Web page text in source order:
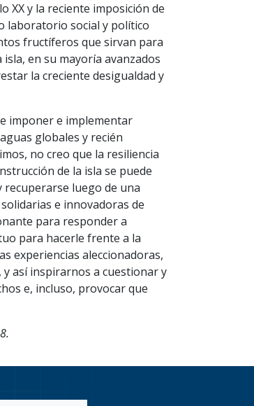
XX y la reciente imposición de
laboratorio social y político
fructíferos que sirvan para
en su mayoría avanzados
la creciente desigualdad y
imponer e implementar
globales y recién
no creo que la resiliencia
de la isla se puede
luego de una
e innovadoras de
para responder a
para hacerle frente a la
experiencias aleccionadoras,
así inspirarnos a cuestionar y
e, incluso, provocar que